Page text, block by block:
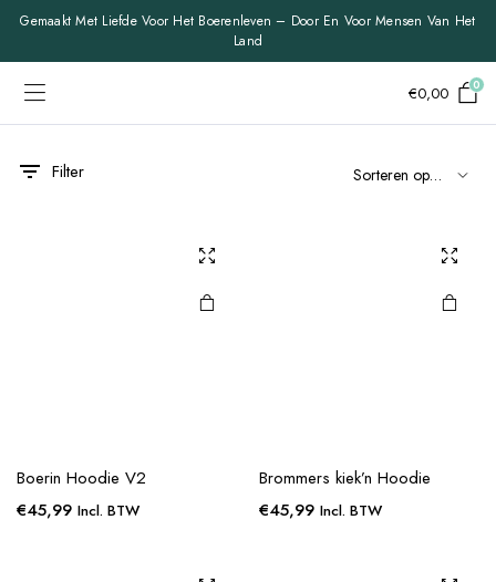
Gemaakt Met Liefde Voor Het Boerenleven – Door En Voor Mensen Van Het
Land
€0,00 0
Filter
Boerin Hoodie V2
€45,99 Incl. BTW
Brommers kiek’n Hoodie
€45,99 Incl. BTW